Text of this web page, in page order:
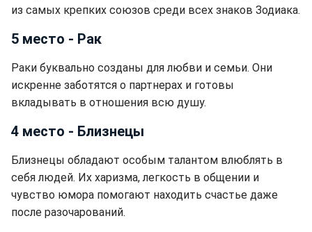
из самых крепких союзов среди всех знаков Зодиака.
5 место - Рак
Раки буквально созданы для любви и семьи. Они
искренне заботятся о партнерах и готовы
вкладывать в отношения всю душу.
4 место - Близнецы
Близнецы обладают особым талантом влюблять в
себя людей. Их харизма, легкость в общении и
чувство юмора помогают находить счастье даже
после разочарований.